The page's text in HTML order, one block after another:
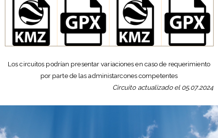
Los circuitos podrían presentar variaciones en caso de requerimiento
por parte de las administarcones competentes
Circuito actualizado el 05.07.2024